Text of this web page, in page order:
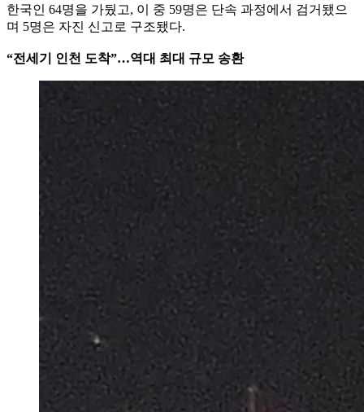
한국인 64명을 가뒀고, 이 중 59명은 단속 과정에서 검거됐으
며 5명은 자진 신고로 구조됐다.
“전세기 인천 도착”…역대 최대 규모 송환